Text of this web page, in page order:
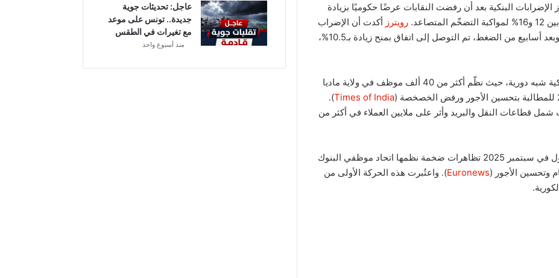
من أبرز الإضرابات البنكية بعد أن رفضت النقابات عرضًا حكوميًا بزيادة
رويترز أكدت أن الإضراب
أثّر على أكثر من 200 ألف موظف بنكي. وبعد أسابيع من الضغط، تم التوصل إلى اتفاق بمنح زيادة بـ10.5%،
، فقد أصبحت الإضرابات البنكية شبه دورية، حيث نظّم أكثر من 40 ألف موظف في ولاية ماديا
Times of India
).
شمل قطاعات النقل والبريد وأثر على ملايين العملاء في أكثر من
، شهدت العاصمة سيول في سبتمبر 2025 تظاهرات ضخمة نظمها اتحاد موظفي البنوك
Euronews). واعتُبرت هذه الحركة الأولى من
ت
ي
عاجل: تحديثات جوية
جديدة.. تونس على موعد
مع تغيرات في الطقس
منذ أسبوع واحد